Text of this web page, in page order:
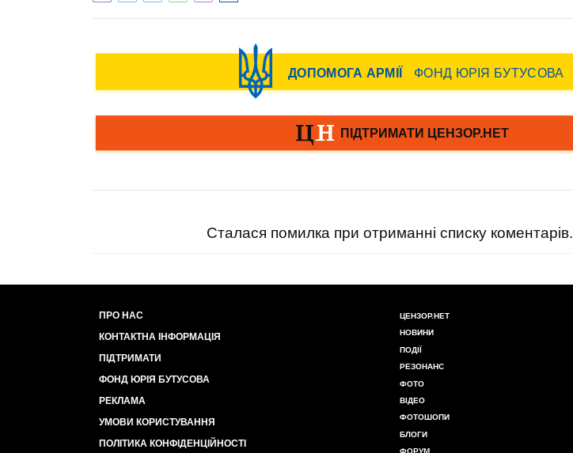
Сталася помилка при отриманні списку коментарів.
ПРО НАС
КОНТАКТНА ІНФОРМАЦІЯ
ПІДТРИМАТИ
ФОНД ЮРІЯ БУТУСОВА
РЕКЛАМА
УМОВИ КОРИСТУВАННЯ
ПОЛІТИКА КОНФІДЕНЦІЙНОСТІ
ЦЕНЗОР.НЕТ
НОВИНИ
ПОДІЇ
РЕЗОНАНС
ФОТО
ВІДЕО
ФОТОШОПИ
БЛОГИ
ФОРУМ